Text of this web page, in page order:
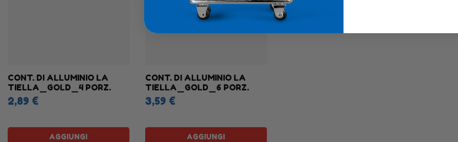
CONT. DI ALLUMINIO LA
TIELLA_GOLD_4 PORZ.
2,89 €
AGGIUNGI
CONT. DI ALLUMINIO LA
TIELLA_GOLD_6 PORZ.
3,59 €
AGGIUNGI